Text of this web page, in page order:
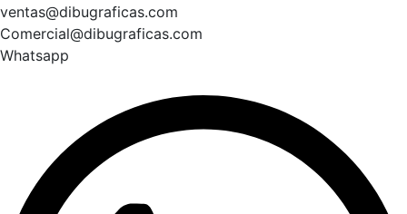
ventas@dibugraficas.com
Comercial@dibugraficas.com
Whatsapp